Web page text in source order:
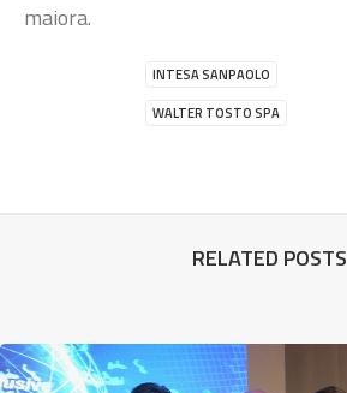
maiora.
INTESA SANPAOLO
WALTER TOSTO SPA
RELATED POSTS